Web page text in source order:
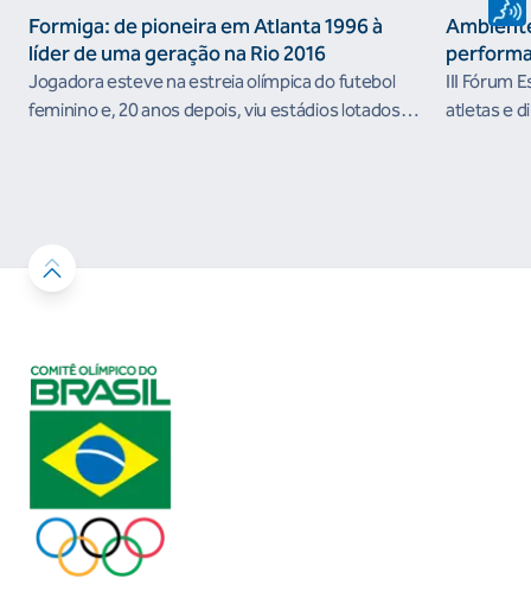
Formiga: de pioneira em Atlanta 1996 à
líder de uma geração na Rio 2016
Jogadora esteve na estreia olímpica do futebol
feminino e, 20 anos depois, viu estádios lotados
III Fórum
atletas e